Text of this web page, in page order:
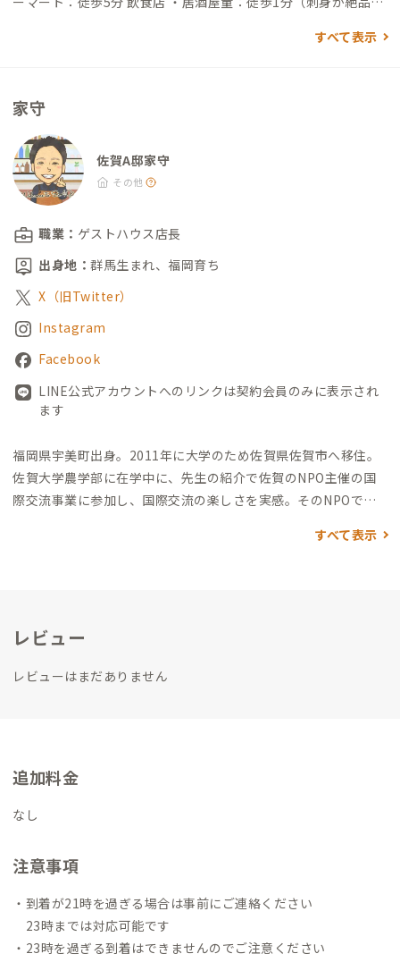
一三吉丸：徒歩2分（呼子イカ・佐賀牛など佐賀の郷土料理をチ
格ピザを食べられます） ・76pain：徒歩16分（おしゃれで美味
しいパン屋さん） 買い物 ・コムボックス：徒歩7分（SAGA MA
DO、Aコープ、セリア、マツモトキヨシ） ・ドン・キホーテ：
徒歩20分 ・ゆめタウン：徒歩30分
すべて表示
家守
佐賀A邸家守
その他
職業： ゲストハウス店長
出身地： 群馬生まれ、福岡育ち
X（旧Twitter）
Instagram
Facebook
LINE公式アカウントへのリンクは契約会員のみに表示され
ます
福岡県宇美町出身。2011年に大学のため佐賀県佐賀市へ移住。
佐賀大学農学部に在学中に、先生の紹介で佐賀のNPO主催の国
際交流事業に参加し、国際交流の楽しさを実感。 そのNPOでの
事業パートナーとしてお声掛
営だけでなくイベントの開催・誘致、スペースレンタルなど幅
ンを増やしている。 素泊まりでの宿泊がメインでBARでも簡易
して皆に愛される場となれるように努めている。
すべて表示
レビュー
レビューはまだありません
追加料金
なし
注意事項
・到着が21時を過ぎる場合は事前にご連絡ください
23時までは対応可能です
・23時を過ぎる到着はできませんのでご注意ください